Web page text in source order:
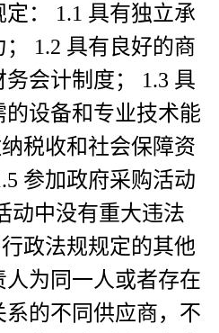
： 1.1 具有独立承
1.2 具有良好的商
会计制度； 1.3 具
设备和专业技术能
税收和社会保障资
参加政府采购活动
动中没有重大违法
政法规规定的其他
人为同一人或者存在
的不同供应商，不